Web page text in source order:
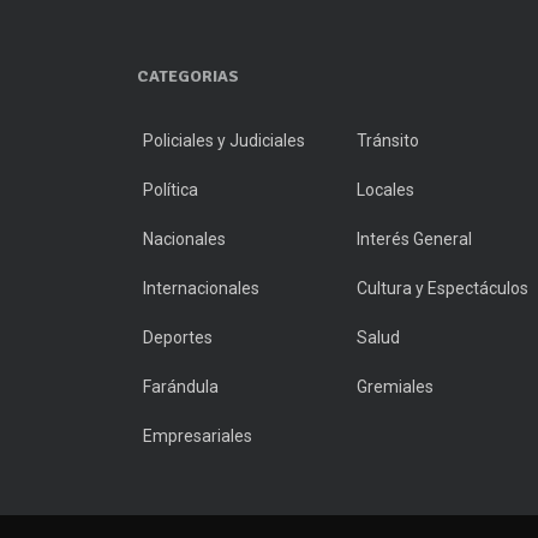
CATEGORIAS
Policiales y Judiciales Tránsito
Política Locales
Nacionales Interés General
Internacionales Cultura y Espectáculos
Deportes Salud
Farándula Gremiales
Empresariales